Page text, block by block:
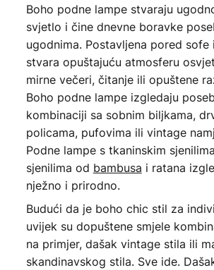
Boho podne lampe stvaraju
svjetlo i čine dnevne boravke
ugodnima. Postavljena pored
stvara opuštajuću atmosferu
mirne večeri, čitanje ili opuštene
Boho podne lampe izgledaju
kombinaciji sa sobnim biljkama,
policama, pufovima ili vintage
Podne lampe s tkaninskim
sjenilima od bambusa i ratana
nježno i prirodno.
Budući da je boho chic stil za
uvijek su dopuštene smjele
na primjer, dašak vintage stila ili
skandinavskog stila. Sve ide.